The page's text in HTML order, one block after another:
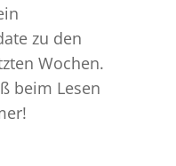
zu den
Wochen.
beim Lesen